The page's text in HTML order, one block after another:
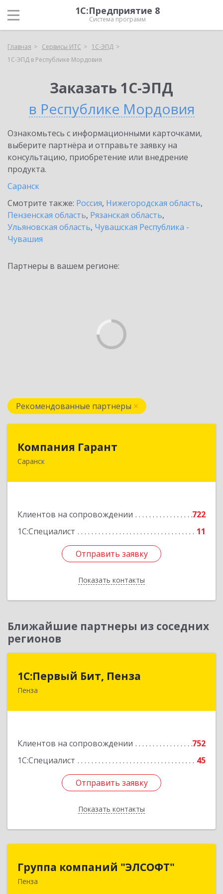
1С:Предприятие 8
Система программ
Главная Сервисы ИТС
1С-ЭПД
1С-ЭПД в Республике Мордовия
Заказать 1С-ЭПД
в Республике Мордовия
Ознакомьтесь с информационными карточками,
выберите партнёра и отправьте заявку на
консультацию, приобретение или внедрение
продукта.
Саранск
Смотрите также: Россия, Нижегородская область,
Пензенская область, Рязанская область,
Ульяновская область, Чувашская Республика -
Чувашия
Партнеры в вашем регионе:
Рекомендованные партнеры
Компания Гарант
Саранск
Клиентов на сопровождении
722
1С:Специалист
11
Отправить заявку
Показать контакты
Отправить заявку
Назад
Ближайшие партнеры из соседних
регионов
1С:Первый Бит, Пенза
Пенза
Клиентов на сопровождении
752
1С:Специалист
45
Отправить заявку
Показать контакты
440000, Пензенская обл, Пенза г, Московская
Отправить заявку
Назад
Группа компаний "ЭЛСОФТ"
Пенза
Группа компаний "ЭЛСОФТ"
440020, Пензенская обл, Пенза г, Суворова ул,